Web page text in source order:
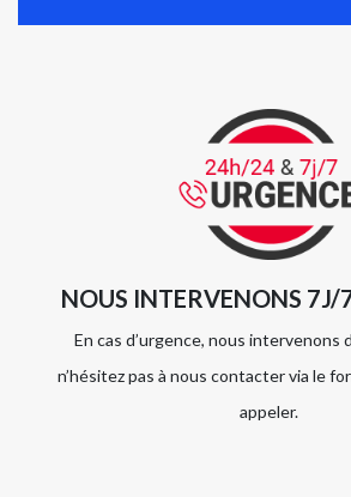
NOUS INTERVENONS
En cas d’urgence, nous intervenons
n’hésitez pas à nous contacter via le
appeler.